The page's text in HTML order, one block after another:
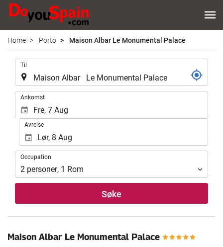
Home Porto Maison Albar Le Monumental Palace
Til
Ankomst
Avreise
Occupation
Occupation
2 personer, 1 Rom
Søke
Maison Albar Le Monumental Palace